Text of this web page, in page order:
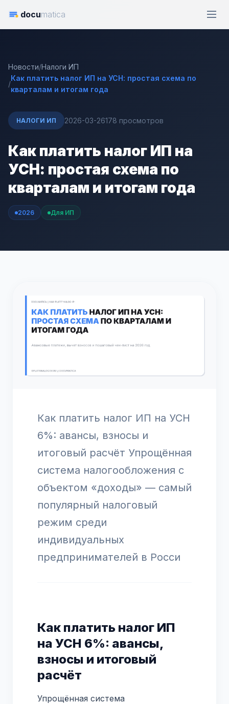
documatica
Новости/Налоги ИП
/
Как платить налог ИП на УСН: простая схема по
кварталам и итогам года
НАЛОГИ ИП 2026-03-26178 просмотров
Как платить налог ИП на
УСН: простая схема по
кварталам и итогам года
2026 Для ИП
Как платить налог ИП на УСН
6%: авансы, взносы и
итоговый расчёт Упрощённая
система налогообложения с
объектом «доходы» — самый
популярный налоговый
режим среди
индивидуальных
предпринимателей в Росси
Как платить налог ИП
на УСН 6%: авансы,
взносы и итоговый
расчёт
Упрощённая система